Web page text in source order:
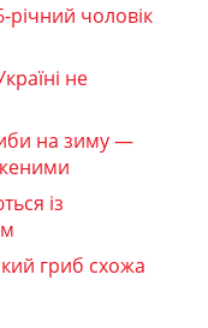
чоловік
не
на зиму —
із
гриб схожа